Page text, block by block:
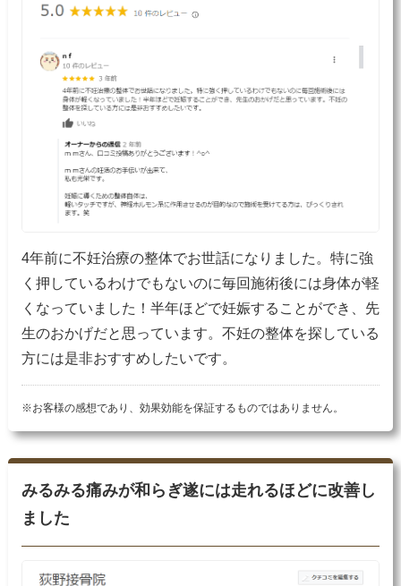
4年前に不妊治療の整体でお世話になりました。特に強
く押しているわけでもないのに毎回施術後には身体が軽
くなっていました！半年ほどで妊娠することができ、先
生のおかげだと思っています。不妊の整体を探している
方には是非おすすめしたいです。
※お客様の感想であり、効果効能を保証するものではありません。
みるみる痛みが和らぎ遂には走れるほどに改善し
ました